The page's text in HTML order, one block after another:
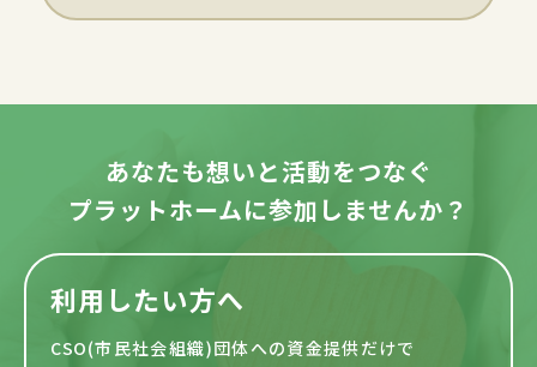
あなたも想いと活動をつなぐ
プラットホームに参加しませんか？
利用したい方へ
CSO(市民社会組織)団体への資金提供だけで